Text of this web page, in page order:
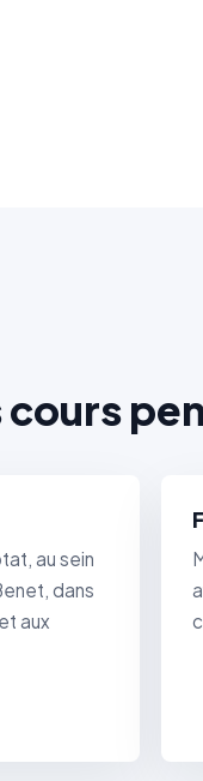
cours
au sein
dans
aux